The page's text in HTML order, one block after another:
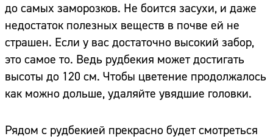
до самых заморозков. Не боится засухи, и даже
недостаток полезных веществ в почве ей не
страшен. Если у вас достаточно высокий забор,
это самое то. Ведь рудбекия может достигать
высоты до 120 см. Чтобы цветение продолжалось
как можно дольше, удаляйте увядшие головки.
Рядом с рудбекией прекрасно будет смотреться